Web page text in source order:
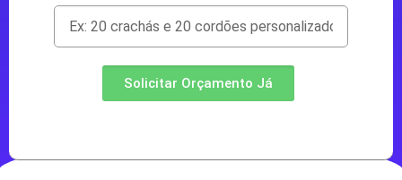
Solicitar Orçamento Já